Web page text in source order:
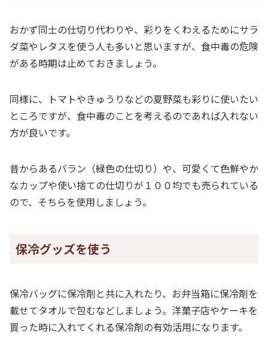
おかず同士の仕切り代わりや、彩りをくわえるためにサラ
ダ菜やレタスを使う人も多いと思いますが、食中毒の危険
がある時期は止めておきましょう。
同様に、トマトやきゅうりなどの夏野菜も彩りに使いたい
ところですが、食中毒のことを考えるのであれば入れない
方が良いです。
昔からあるバラン（緑色の仕切り）や、可愛くて色鮮やか
なカップや使い捨ての仕切りが１００均でも売られている
ので、そちらを使用しましょう。
保冷グッズを使う
保冷バッグに保冷剤と共に入れたり、お弁当箱に保冷剤を
載せてタオルで包むなどしましょう。洋菓子店やケーキを
買った時に入れてくれる保冷剤の有効活用になります。